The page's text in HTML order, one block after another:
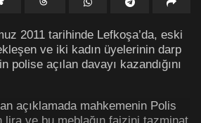
2011 tarihinde Lefkoşa’da, eski
ve iki kadın üyelerinin darp
açılan davayı kazandığını
açıklamada mahkemenin Polis